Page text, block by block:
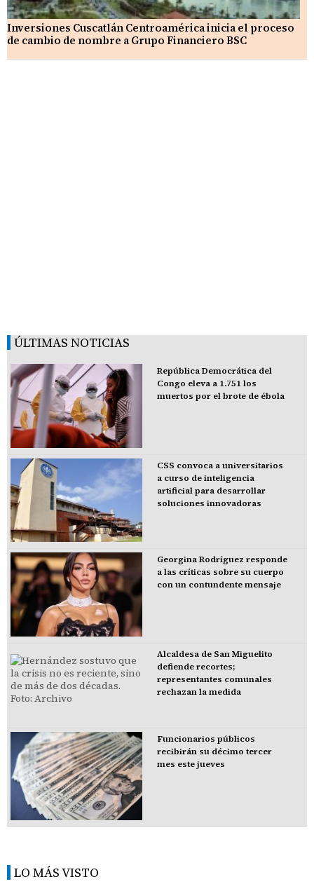
Inversiones Cuscatlán Centroamérica inicia el proceso
de cambio de nombre a Grupo Financiero BSC
ÚLTIMAS NOTICIAS
República Democrática del
Congo eleva a 1.751 los
muertos por el brote de ébola
CSS convoca a universitarios
a curso de inteligencia
artificial para desarrollar
soluciones innovadoras
Georgina Rodríguez responde
a las críticas sobre su cuerpo
con un contundente mensaje
Alcaldesa de San Miguelito
defiende recortes;
representantes comunales
rechazan la medida
Funcionarios públicos
recibirán su décimo tercer
mes este jueves
LO MÁS VISTO